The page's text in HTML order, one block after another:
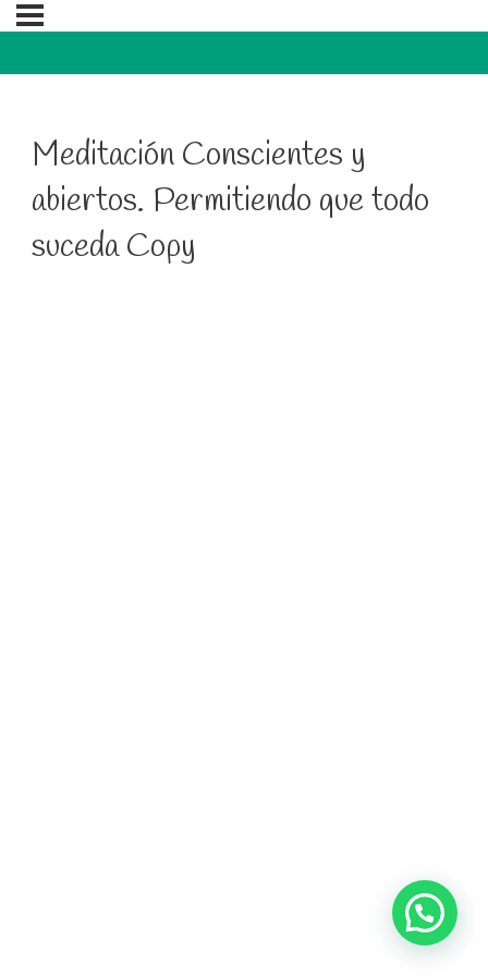
Meditación Conscientes y
abiertos. Permitiendo que todo
suceda Copy